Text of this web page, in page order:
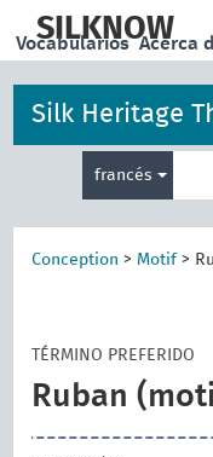
main
SILKNOW
Vocabularios Acerca
Silk Heritage
francés
Conception > Motif >
TÉRMINO PREFERIDO
Ruban